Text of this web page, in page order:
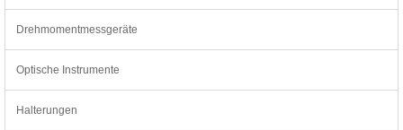
Drehmomentmessgeräte
Optische Instrumente
Halterungen